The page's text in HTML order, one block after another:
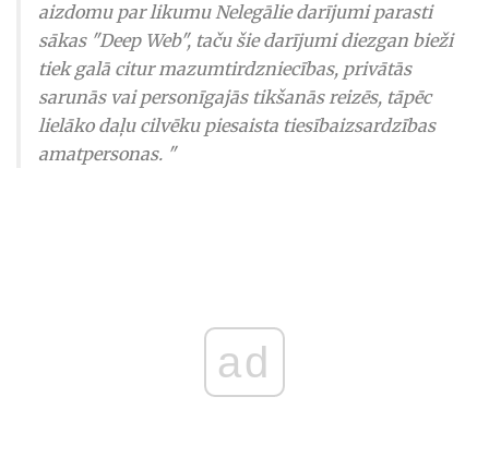
aizdomu par likumu Nelegālie darījumi parasti
sākas "Deep Web", taču šie darījumi diezgan bieži
tiek galā citur mazumtirdzniecības, privātās
sarunās vai personīgajās tikšanās reizēs, tāpēc
lielāko daļu cilvēku piesaista tiesībaizsardzības
amatpersonas. "
ad